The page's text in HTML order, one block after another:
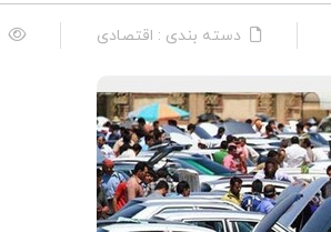
دسته بندی : اقتصادی